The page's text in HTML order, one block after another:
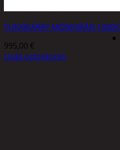
TUKKIKÄRRY MÖNKIJÄÄN
995,00 €
Lisää ostoskoriin